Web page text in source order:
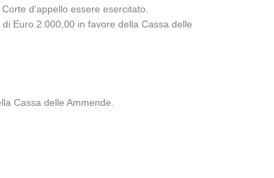
d’appello essere esercitato.
Euro 2.000,00 in favore della Cassa delle
Cassa delle Ammende.